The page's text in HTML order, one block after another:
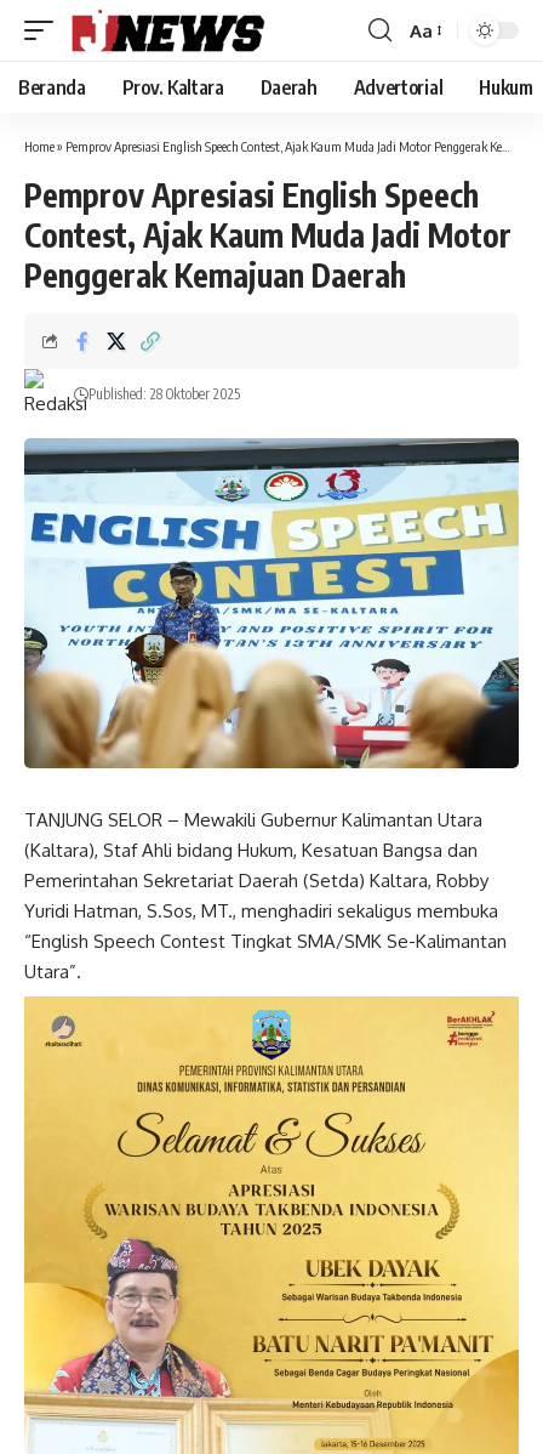
Font
Resizer
Aa
Beranda Prov. Kaltara Daerah Advertorial Hukum
Home» Pemprov Apresiasi English Speech Contest, Ajak Kaum Muda Jadi Motor Penggerak Kemajuan Daerah
Pemprov Apresiasi English Speech
Contest, Ajak Kaum Muda Jadi Motor
Penggerak Kemajuan Daerah
Published: 28 Oktober 2025
TANJUNG SELOR – Mewakili Gubernur Kalimantan Utara
(Kaltara), Staf Ahli bidang Hukum, Kesatuan Bangsa dan
Pemerintahan Sekretariat Daerah (Setda) Kaltara, Robby
Yuridi Hatman, S.Sos, MT., menghadiri sekaligus membuka
“English Speech Contest Tingkat SMA/SMK Se-Kalimantan
Utara”.